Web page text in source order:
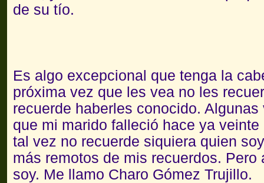
de su tío.
Es algo excepcional que tenga la
próxima vez que les vea no les
recuerde haberles conocido.
que mi marido falleció hace ya
tal vez no recuerde siquiera quien
más remotos de mis recuerdos.
soy. Me llamo Charo Gómez Trujillo.